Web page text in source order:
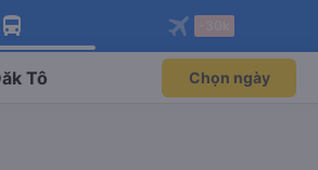
app Vexere ngay!
ưu đãi thành viên độc
Mở app
app Vexere
ghế khi đặt vé máy bay qua
Mở app
Tô Chọn ngày